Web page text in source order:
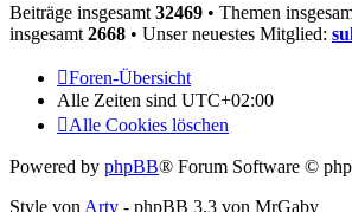
Beiträge insgesamt 32469 • Themen
insgesamt 2668 • Unser neuestes Mitglied:
Foren-Übersicht
Alle Zeiten sind UTC+02:00
Alle Cookies löschen
Powered by phpBB® Forum Software ©
Style von Arty - phpBB 3.3 von MrGaby